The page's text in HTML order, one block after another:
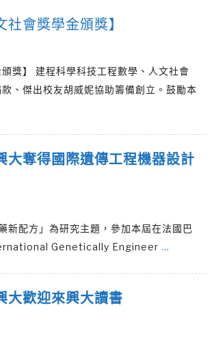
社會獎學金頒獎】
獎】 建程科學科技工程數學、人文社會
、傑出校友胡威妮協助籌備創立。鼓勵本
大奪得國際遺傳工程機器設計
新配方」為研究主題，參加本屆在法國巴
Genetically Engineer …
大歡迎來興大讀書